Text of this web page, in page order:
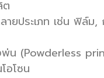
ต
ประเภท เช่น ฟิล์ม,
(Powderless
อโซน